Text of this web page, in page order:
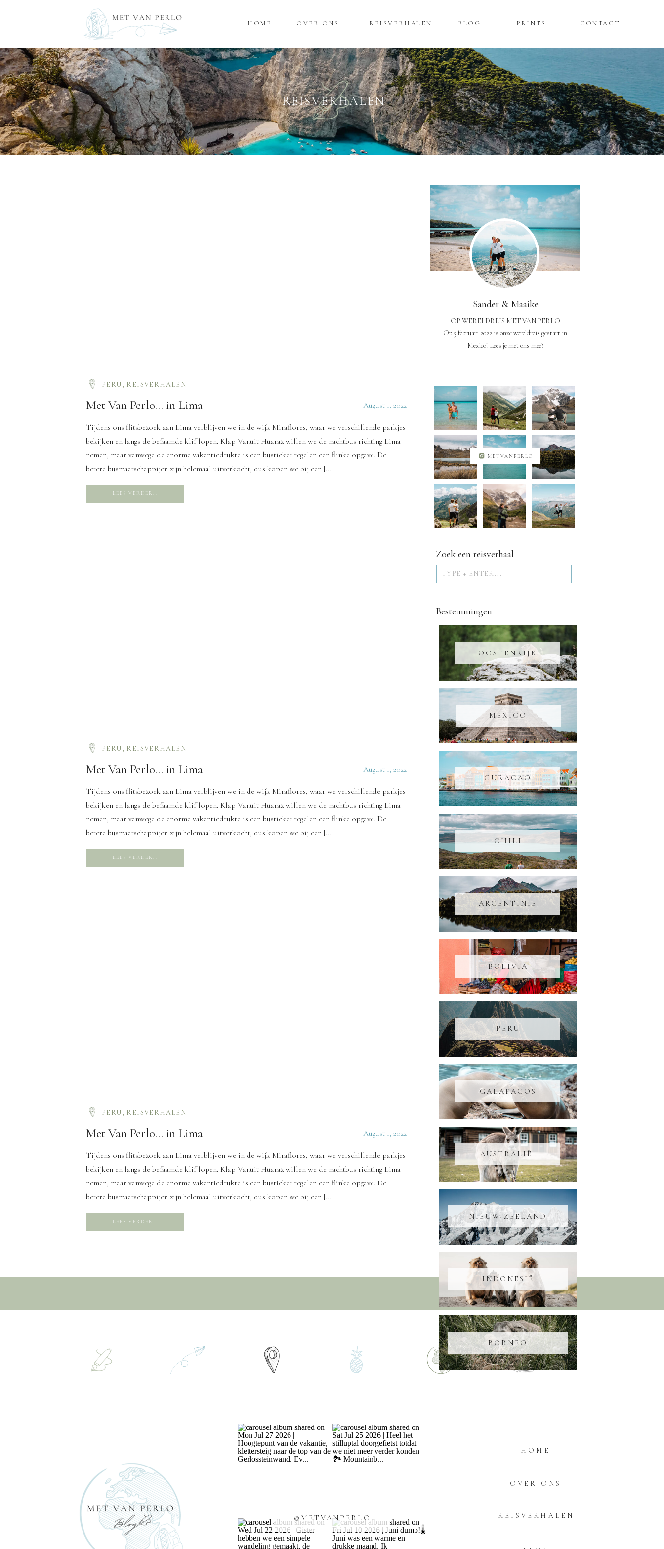
HOME OVER ONS REISVERHALEN PRINTS
BLOG CONTACT
REISVERHALEN
Sander & Maaike
OP WERELDREIS MET VAN PERLO
Op 5 februari 2022 is onze wereldreis gestart in
Mexico! Lees je met ons mee?
METVANPERLO
Zoek een reisverhaal
Bestemmingen
OOSTENRIJK
Search
MEXICO
CURACAO
CHILI
ARGENTINIE
BOLIVIA
PERU
GALAPAGOS
AUSTRALIË
NIEUW-ZEELAND
INDONESIË
BORNEO
Met Van Perlo… in Lima
Tijdens ons flitsbezoek aan Lima verblijven we in de wijk Miraflores, waar we verschillende parkjes
bekijken en langs de befaamde klif lopen. Klap Vanuit Huaraz willen we de nachtbus richting Lima
nemen, maar vanwege de enorme vakantiedrukte is een busticket regelen een flinke opgave. De
betere busmaatschappijen zijn helemaal uitverkocht, dus kopen we bij een […]
LEES VERDER..
PERU, REISVERHALEN
August 1, 2022
Met Van Perlo… in Lima
Tijdens ons flitsbezoek aan Lima verblijven we in de wijk Miraflores, waar we verschillende parkjes
bekijken en langs de befaamde klif lopen. Klap Vanuit Huaraz willen we de nachtbus richting Lima
nemen, maar vanwege de enorme vakantiedrukte is een busticket regelen een flinke opgave. De
betere busmaatschappijen zijn helemaal uitverkocht, dus kopen we bij een […]
LEES VERDER..
PERU, REISVERHALEN
August 1, 2022
Met Van Perlo… in Lima
Tijdens ons flitsbezoek aan Lima verblijven we in de wijk Miraflores, waar we verschillende parkjes
bekijken en langs de befaamde klif lopen. Klap Vanuit Huaraz willen we de nachtbus richting Lima
nemen, maar vanwege de enorme vakantiedrukte is een busticket regelen een flinke opgave. De
betere busmaatschappijen zijn helemaal uitverkocht, dus kopen we bij een […]
LEES VERDER..
PERU, REISVERHALEN
August 1, 2022
HOME
OVER ONS
REISVERHALEN
@METVANPERLO